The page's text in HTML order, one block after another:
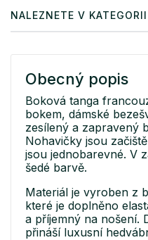
NALEZNETE V KATEGORII
Obecný popis
Boková tanga
bokem, dámské
zesílený a zapravený
Nohavičky jsou
jsou jednobarevné. V
šedé barvě.
Materiál je vyroben z
které je doplněno
a příjemný na nošení.
přináší luxusní